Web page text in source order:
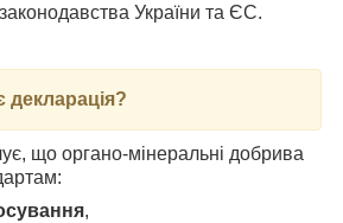
України та ЄС.
декларація?
що органо-мінеральні добрива
,